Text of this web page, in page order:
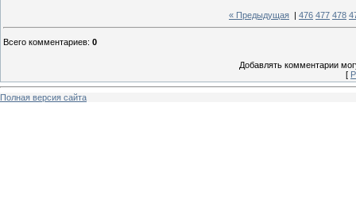
« Предыдущая 476 477 478
Всего комментариев: 0
Добавлять комментарии
[
Полная версия сайта